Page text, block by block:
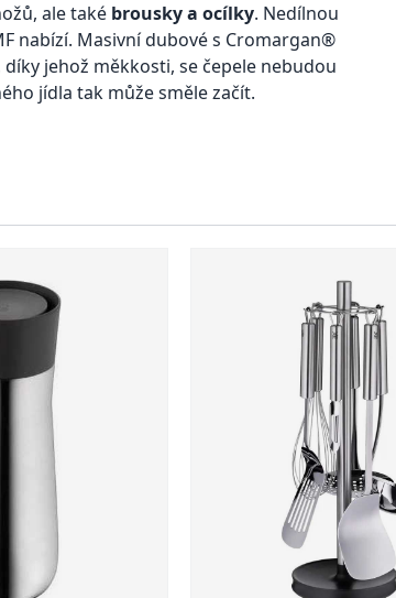
ale také brousky a ocílky. Nedílnou
nabízí. Masivní dubové s Cromargan®
jehož měkkosti, se čepele nebudou
jídla tak může směle začít.